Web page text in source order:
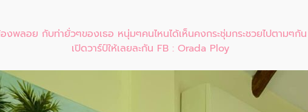
งพลอย กับท่ายั่วๆของเธอ หนุ่มๆคนไหนได้เห็นคงกระชุ่มกระชวยไปตามๆกัน
เปิดวาร์ป์ให้เลยละกัน FB : Orada Ploy